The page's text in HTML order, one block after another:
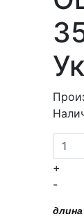
+
-